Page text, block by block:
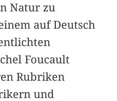
Natur zu
auf Deutsch
Foucault
Rubriken
und